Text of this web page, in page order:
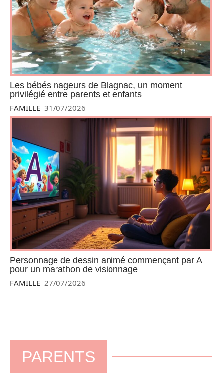
Les bébés nageurs de Blagnac, un moment
privilégié entre parents et enfants
FAMILLE 31/07/2026
Personnage de dessin animé commençant par A
pour un marathon de visionnage
FAMILLE 27/07/2026
PARENTS